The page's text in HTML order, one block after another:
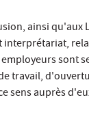
ainsi qu'aux
sont
travail,
sens auprès